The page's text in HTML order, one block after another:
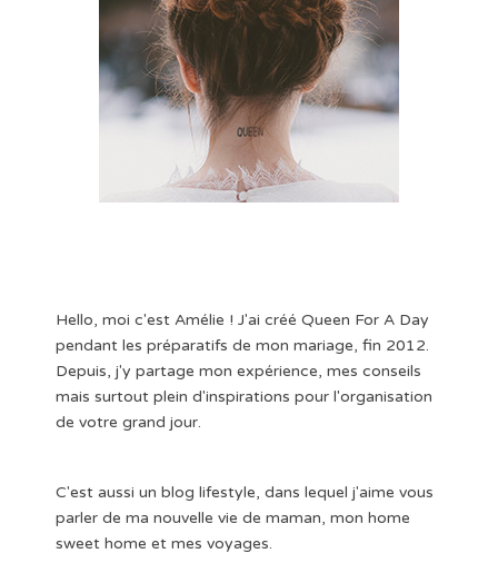
Hello, moi c'est Amélie ! J'ai créé Queen For A Day
pendant les préparatifs de mon mariage, fin 2012.
Depuis, j'y partage mon expérience, mes conseils
mais surtout plein d'inspirations pour l'organisation
de votre grand jour.
C'est aussi un blog lifestyle, dans lequel j'aime vous
parler de ma nouvelle vie de maman, mon home
sweet home et mes voyages.